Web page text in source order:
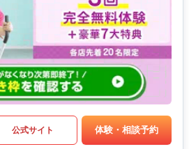
公式サイト 体験・相談予約